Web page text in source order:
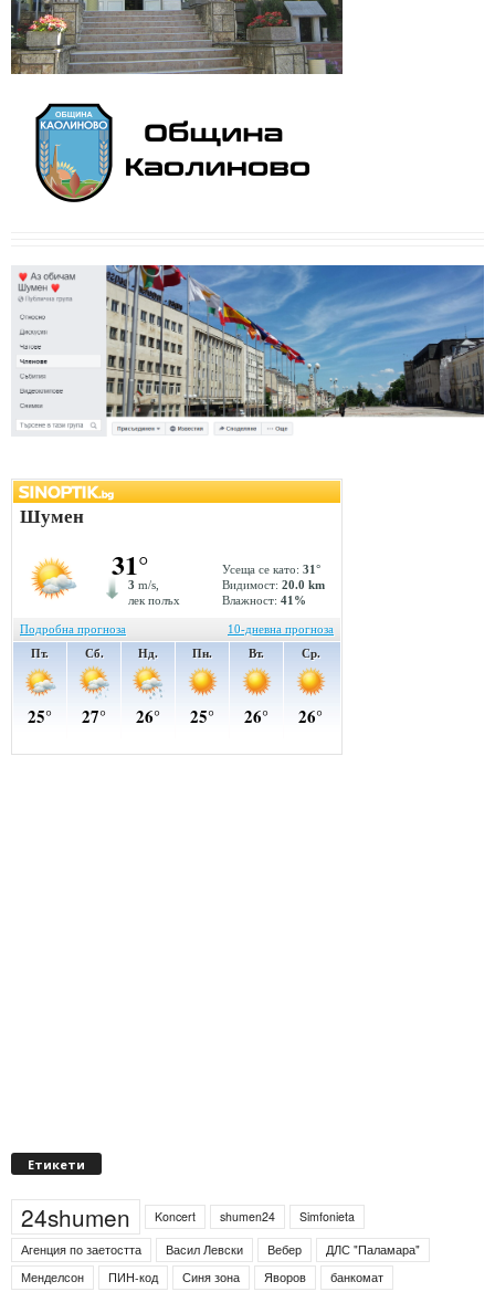
Етикети
24shumen Koncert shumen24
Simfonieta
Агенция по заетостта
Васил Левски Вебер
ДЛС "Паламара"
Менделсон
ПИН-код Синя зона Яворов
банкомат